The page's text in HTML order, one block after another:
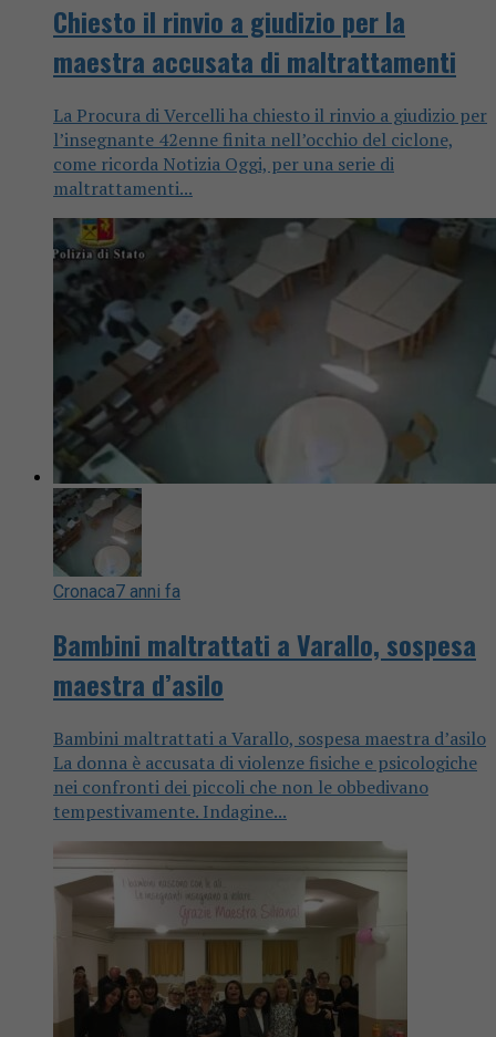
Chiesto il rinvio a giudizio per la
maestra accusata di maltrattamenti
La Procura di Vercelli ha chiesto il rinvio a giudizio per
l’insegnante 42enne finita nell’occhio del ciclone,
come ricorda Notizia Oggi, per una serie di
maltrattamenti...
Cronaca7 anni fa
Bambini maltrattati a Varallo, sospesa
maestra d’asilo
Bambini maltrattati a Varallo, sospesa maestra d’asilo
La donna è accusata di violenze fisiche e psicologiche
nei confronti dei piccoli che non le obbedivano
tempestivamente. Indagine...